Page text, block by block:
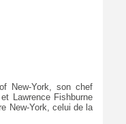
New-York, son chef
Lawrence Fishburne
New-York, celui de la